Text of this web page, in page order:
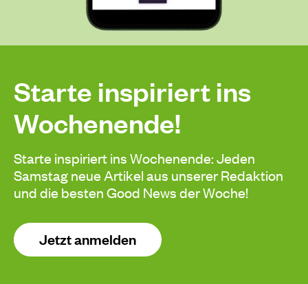
Starte inspiriert ins
Wochenende!
Starte inspiriert ins Wochenende: Jeden
Samstag neue Artikel aus unserer Redaktion
und die besten Good News der Woche!
Jetzt anmelden